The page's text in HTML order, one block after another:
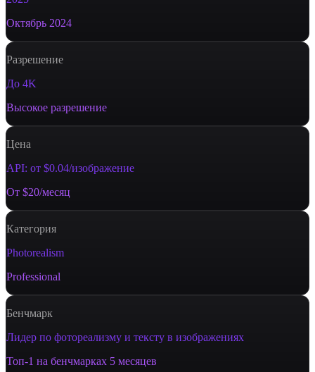
Октябрь 2024
Разрешение
До 4K
Высокое разрешение
Цена
API: от $0.04/изображение
От $20/месяц
Категория
Photorealism
Professional
Бенчмарк
Лидер по фотореализму и тексту в изображениях
Топ-1 на бенчмарках 5 месяцев